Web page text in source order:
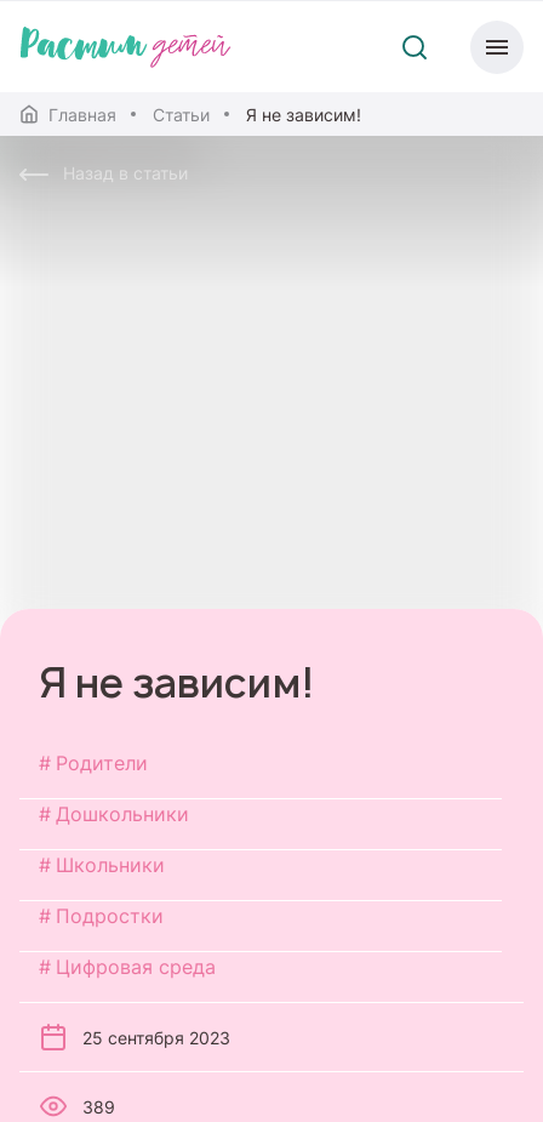
Главная Статьи Я не зависим!
Назад в статьи
Я не зависим!
Родители
Дошкольники
Школьники
Подростки
Цифровая среда
25 сентября 2023
389